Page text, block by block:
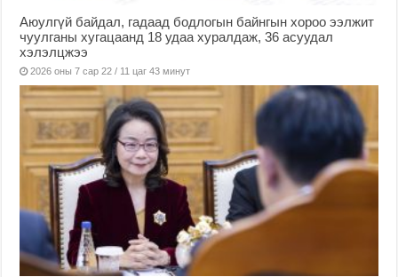
Аюулгүй байдал, гадаад бодлогын байнгын хороо ээлжит
чуулганы хугацаанд 18 удаа хуралдаж, 36 асуудал
хэлэлцжээ
2026 оны 7 сар 22 / 11 цаг 43 минут